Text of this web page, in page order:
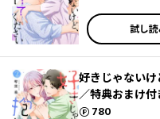
試し
好きじゃない
／特典おまけ付
780
ポイント